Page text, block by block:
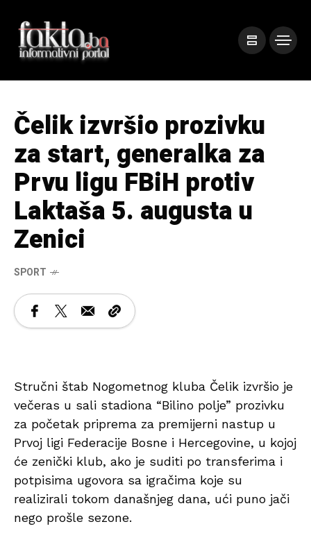
Čelik izvršio prozivku
za start, generalka za
Prvu ligu FBiH protiv
Laktaša 5. augusta u
Zenici
SPORT
Stručni štab Nogometnog kluba Čelik izvršio je
večeras u sali stadiona “Bilino polje” prozivku
za početak priprema za premijerni nastup u
Prvoj ligi Federacije Bosne i Hercegovine, u kojoj
će zenički klub, ako je suditi po transferima i
potpisima ugovora sa igračima koje su
realizirali tokom današnjeg dana, ući puno jači
nego prošle sezone.